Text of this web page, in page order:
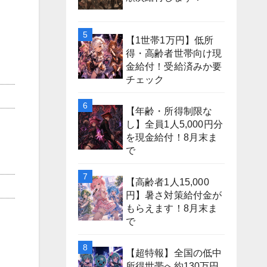
【1世帯1万円】低所
得・高齢者世帯向け現
金給付！受給済みか要
チェック
【年齢・所得制限な
し】全員1人5,000円分
を現金給付！8月末ま
で
【高齢者1人15,000
円】暑さ対策給付金が
もらえます！8月末ま
で
【超特報】全国の低中